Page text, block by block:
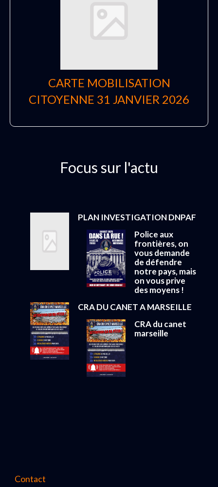
CARTE MOBILISATION
CITOYENNE 31 JANVIER 2026
Focus sur l'actu
PLAN INVESTIGATION DNPAF
Police aux
frontières, on
vous demande
de défendre
notre pays, mais
on vous prive
des moyens !
CRA DU CANET A MARSEILLE
CRA du canet
marseille
Contact